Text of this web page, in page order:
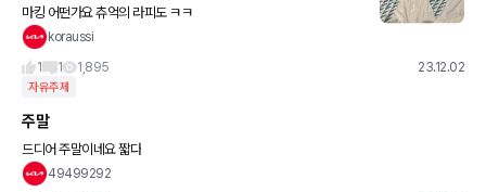
마킹 어떤가요 츄억의 라피도 ㅋㅋ
koraussi
1
1 1,895 23.12.02
자유주제
주말
드디어 주말이네요 짧다
49499292